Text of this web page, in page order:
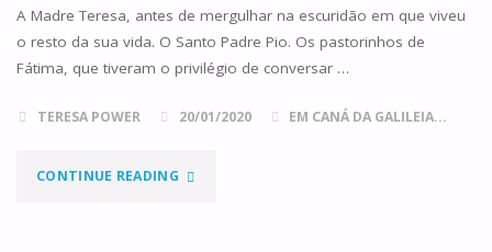
A Madre Teresa, antes de mergulhar na escuridão em que viveu
o resto da sua vida. O Santo Padre Pio. Os pastorinhos de
Fátima, que tiveram o privilégio de conversar …
TERESA POWER 20/01/2020 EM CANÁ DA GALILEIA...
CONTINUE READING"QUE